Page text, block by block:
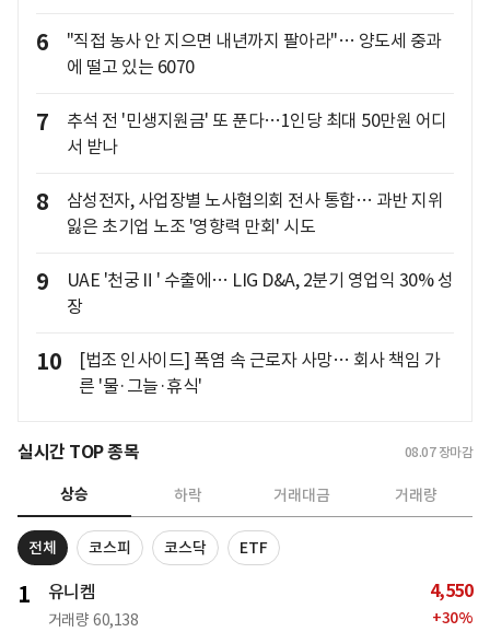
6
"직접 농사 안 지으면 내년까지 팔아라"… 양도세 중과
에 떨고 있는 6070
7
추석 전 '민생지원금' 또 푼다…1인당 최대 50만원 어디
서 받나
8
삼성전자, 사업장별 노사협의회 전사 통합… 과반 지위
잃은 초기업 노조 '영향력 만회' 시도
9
UAE '천궁Ⅱ' 수출에… LIG D&A, 2분기 영업익 30% 성
장
10
[법조 인사이드] 폭염 속 근로자 사망… 회사 책임 가
른 '물·그늘·휴식'
실시간 TOP 종목 08.07 장마감
상승 하락 거래대금 거래량
전체 코스피 코스닥 ETF
1 유니켐
거래량 60,138
4,550
+30%